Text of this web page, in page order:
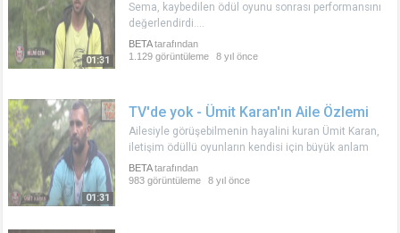
01:31
Sema, kaybedilen ödül oyunu sonrası performansını
değerlendirdi....
BETAtarafından
1.129 görüntüleme
8 yıl önce
01:31
TV'de yok - Ümit Karan'ın Aile Özlemi
Ailesiyle görüşebilmenin hayalini kuran Ümit Karan,
iletişim ödüllü oyunların kendisi için büyük anlam
ifade ettiğini belirtti...
BETAtarafından
983 görüntüleme
8 yıl önce